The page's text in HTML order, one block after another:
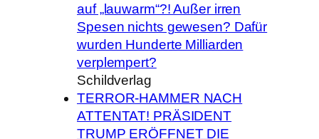
auf „lauwarm“?! Außer irren
Spesen nichts gewesen? Dafür
wurden Hunderte Milliarden
verplempert?
Schildverlag
TERROR-HAMMER NACH
ATTENTAT! PRÄSIDENT
TRUMP ERÖFFNET DIE